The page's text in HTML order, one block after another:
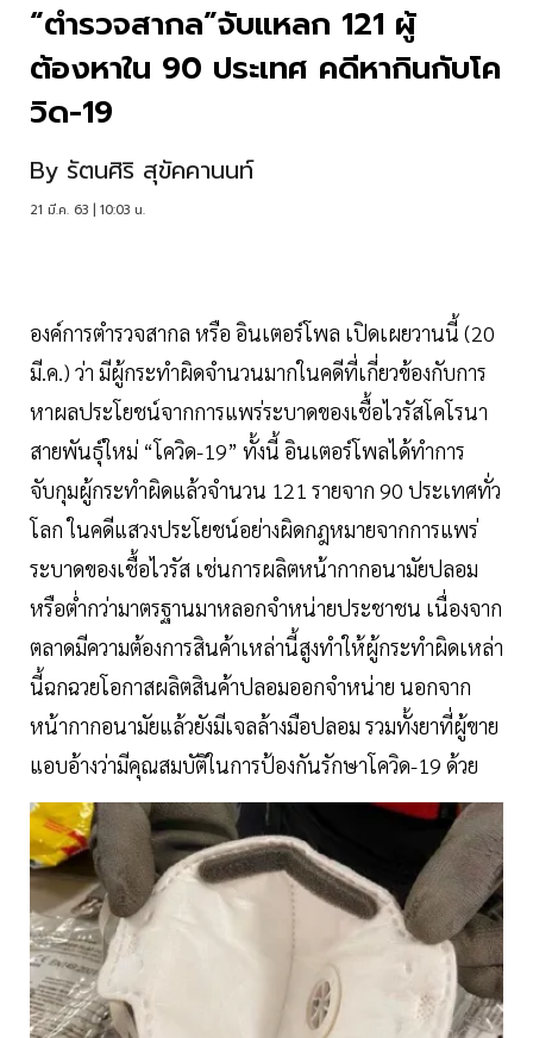
“ตำรวจสากล”จับแหลก 121 ผู้
ต้องหาใน 90 ประเทศ คดีหากินกับโค
วิด-19
By รัตนศิริ สุขัคคานนท์
21 มี.ค. 63 | 10:03 น.
องค์การตำรวจสากล หรือ อินเตอร์โพล เปิดเผยวานนี้ (20
มี.ค.) ว่า มีผู้กระทำผิดจำนวนมากในคดีที่เกี่ยวข้องกับการ
หาผลประโยชน์จากการแพร่ระบาดของเชื้อไวรัสโคโรนา
สายพันธุ์ใหม่ “โควิด-19” ทั้งนี้ อินเตอร์โพลได้ทำการ
จับกุมผู้กระทำผิดแล้วจำนวน 121 รายจาก 90 ประเทศทั่ว
โลก ในคดีแสวงประโยชน์อย่างผิดกฎหมายจากการแพร่
ระบาดของเชื้อไวรัส เช่นการผลิตหน้ากากอนามัยปลอม
หรือต่ำกว่ามาตรฐานมาหลอกจำหน่ายประชาชน เนื่องจาก
ตลาดมีความต้องการสินค้าเหล่านี้สูงทำให้ผู้กระทำผิดเหล่า
นี้ฉกฉวยโอกาสผลิตสินค้าปลอมออกจำหน่าย นอกจาก
หน้ากากอนามัยแล้วยังมีเจลล้างมือปลอม รวมทั้งยาที่ผู้ขาย
แอบอ้างว่ามีคุณสมบัติในการป้องกันรักษาโควิด-19 ด้วย